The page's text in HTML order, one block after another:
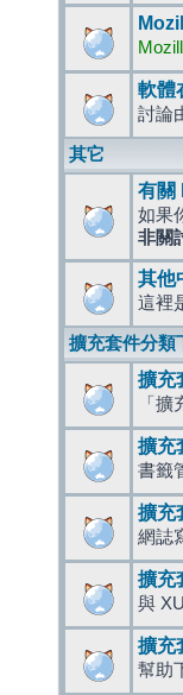
軟體
討論
其它
有關
如果
非關
其他
這裡
擴充套件分類
擴充
「
擴充
書籤
擴充
網誌
擴充
與
擴充
幫助